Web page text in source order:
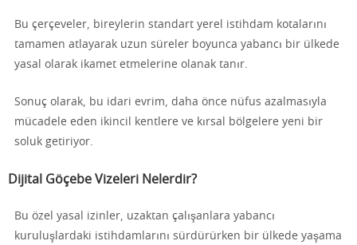
Bu çerçeveler, bireylerin standart yerel istihdam kotalarını
tamamen atlayarak uzun süreler boyunca yabancı bir ülkede
yasal olarak ikamet etmelerine olanak tanır.
Sonuç olarak, bu idari evrim, daha önce nüfus azalmasıyla
mücadele eden ikincil kentlere ve kırsal bölgelere yeni bir
soluk getiriyor.
Dijital Göçebe Vizeleri Nelerdir?
Bu özel yasal izinler, uzaktan çalışanlara yabancı
kuruluşlardaki istihdamlarını sürdürürken bir ülkede yaşama